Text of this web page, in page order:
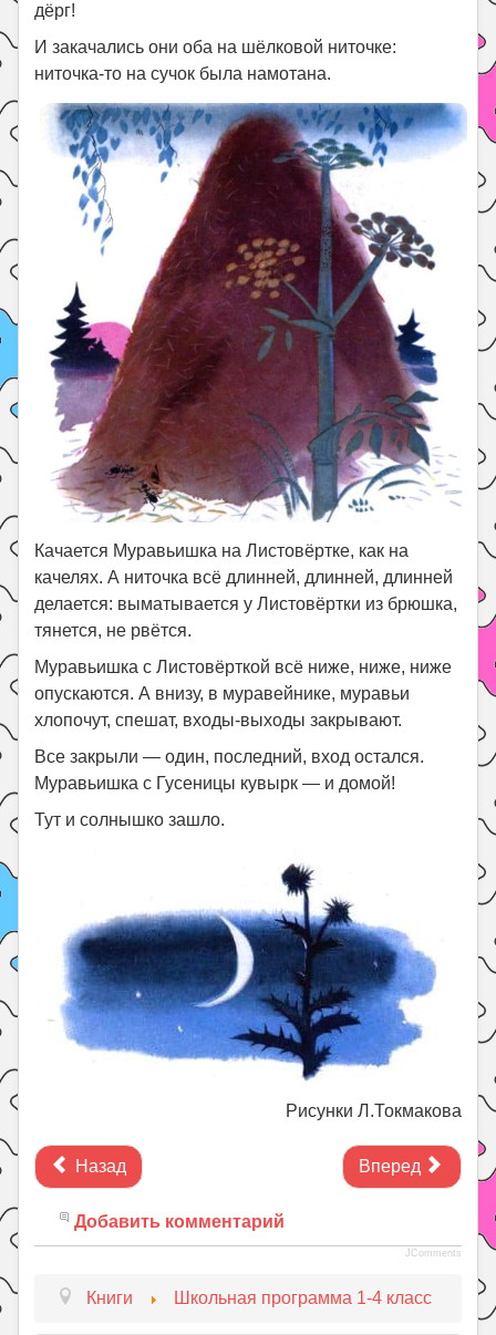
дёрг!
И закачались они оба на шёлковой ниточке:
ниточка-то на сучок была намотана.
Качается Муравьишка на Листовёртке, как на
качелях. А ниточка всё длинней, длинней, длинней
делается: выматывается у Листовёртки из брюшка,
тянется, не рвётся.
Муравьишка с Листовёрткой всё ниже, ниже, ниже
опускаются. А внизу, в муравейнике, муравьи
хлопочут, спешат, входы-выходы закрывают.
Все закрыли — один, последний, вход остался.
Муравьишка с Гусеницы кувырк — и домой!
Тут и солнышко зашло.
Рисунки Л.Токмакова
Назад Вперед
Добавить комментарий
JComments
Книги Школьная программа 1-4 класс